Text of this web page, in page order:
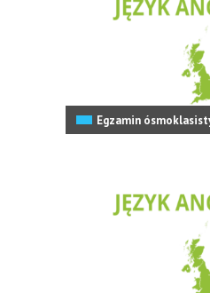
Egzamin